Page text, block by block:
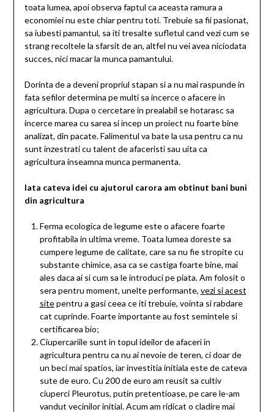
toata lumea, apoi observa faptul ca aceasta ramura a
economiei nu este chiar pentru toti. Trebuie sa fii pasionat,
sa iubesti pamantul, sa iti tresalte sufletul cand vezi cum se
strang recoltele la sfarsit de an, altfel nu vei avea niciodata
succes, nici macar la munca pamantului.
Dorinta de a deveni propriul stapan si a nu mai raspunde in
fata sefilor determina pe multi sa incerce o afacere in
agricultura. Dupa o cercetare in prealabil se hotarasc sa
incerce marea cu sarea si incep un proiect nu foarte bine
analizat, din pacate. Falimentul va bate la usa pentru ca nu
sunt inzestrati cu talent de afaceristi sau uita ca
agricultura inseamna munca permanenta.
Iata cateva idei cu ajutorul carora am obtinut bani buni
din agricultura
Ferma ecologica de legume este o afacere foarte
profitabila in ultima vreme. Toata lumea doreste sa
cumpere legume de calitate, care sa nu fie stropite cu
substante chimice, asa ca se castiga foarte bine, mai
ales daca ai si cum sa le introduci pe piata. Am folosit o
sera pentru moment, unelte performante, vezi si acest
sitepentru a gasi ceea ce iti trebuie, vointa si rabdare
cat cuprinde. Foarte importante au fost semintele si
certificarea bio;
Ciupercariile sunt in topul ideilor de afaceri in
agricultura pentru ca nu ai nevoie de teren, ci doar de
un beci mai spatios, iar investitia initiala este de cateva
sute de euro. Cu 200 de euro am reusit sa cultiv
ciuperci Pleurotus, putin pretentioase, pe care le-am
vandut vecinilor initial. Acum am ridicat o cladire mai